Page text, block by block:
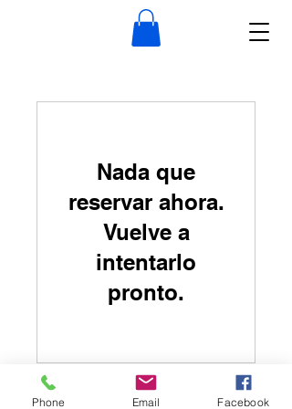
Nada que
reservar ahora.
Vuelve a
intentarlo
pronto.
Phone Email Facebook